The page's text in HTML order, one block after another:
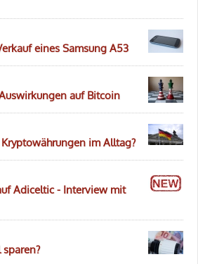
eines Samsung A53
auf Bitcoin
im Alltag?
Adiceltic - Interview mit